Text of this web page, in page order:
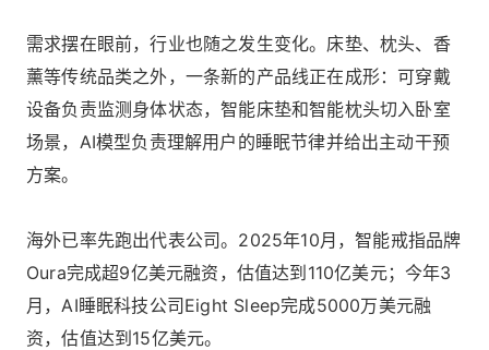
需求摆在眼前，行业也随之发生变化。床垫、枕头、香
薰等传统品类之外，一条新的产品线正在成形：可穿戴
设备负责监测身体状态，智能床垫和智能枕头切入卧室
场景，AI模型负责理解用户的睡眠节律并给出主动干预
方案。
海外已率先跑出代表公司。2025年10月，智能戒指品牌
Oura完成超9亿美元融资，估值达到110亿美元；今年3
月，AI睡眠科技公司Eight Sleep完成5000万美元融
资，估值达到15亿美元。